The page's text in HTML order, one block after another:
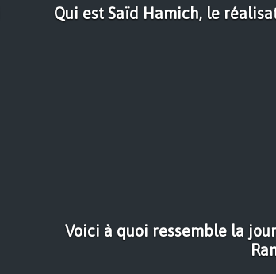
Qui est Saïd Hamich, le
Voici à quoi ressemble la